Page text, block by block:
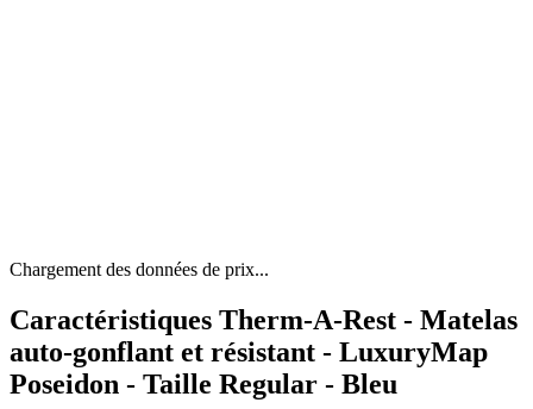
Chargement des données de prix...
Caractéristiques Therm-A-Rest - Matelas
auto-gonflant et résistant - LuxuryMap
Poseidon - Taille Regular - Bleu